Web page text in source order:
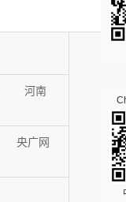
河南
央广网